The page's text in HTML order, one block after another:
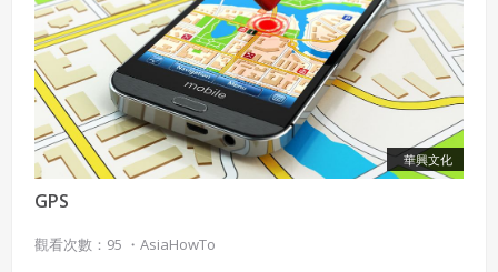
華興文化
GPS
觀看次數：95 ・ AsiaHowTo